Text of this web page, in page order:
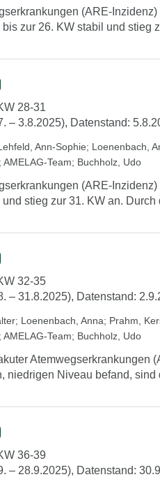
(ARE-
zur 26. KW stabil und stieg
28-31
– 3.8.2025), Datenstand:
Ann-Sophie; Loenenbach,
; AMELAG-Team; Buchholz, Udo
(ARE-
stieg zur 31. KW an.
32-35
– 31.8.2025), Datenstand:
; Loenenbach, Anna; Prahm,
; AMELAG-Team; Buchholz, Udo
Atemwegserkrankungen
niedrigen Niveau befand,
36-39
– 28.9.2025), Datenstand: